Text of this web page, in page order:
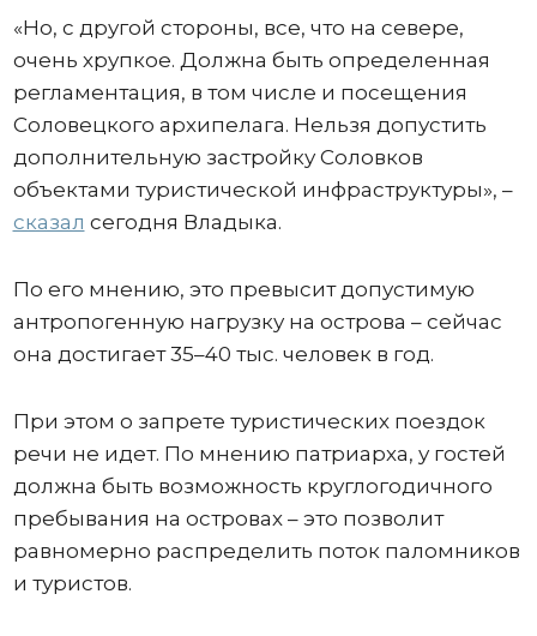
«Но, с другой стороны, все, что на севере,
очень хрупкое. Должна быть определенная
регламентация, в том числе и посещения
Соловецкого архипелага. Нельзя допустить
дополнительную застройку Соловков
объектами туристической инфраструктуры», –
сказал сегодня Владыка.
По его мнению, это превысит допустимую
антропогенную нагрузку на острова – сейчас
она достигает 35–40 тыс. человек в год.
При этом о запрете туристических поездок
речи не идет. По мнению патриарха, у гостей
должна быть возможность круглогодичного
пребывания на островах – это позволит
равномерно распределить поток паломников
и туристов.